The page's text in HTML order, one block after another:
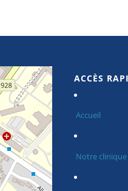
ACCÈS
Accueil
Notre clinique